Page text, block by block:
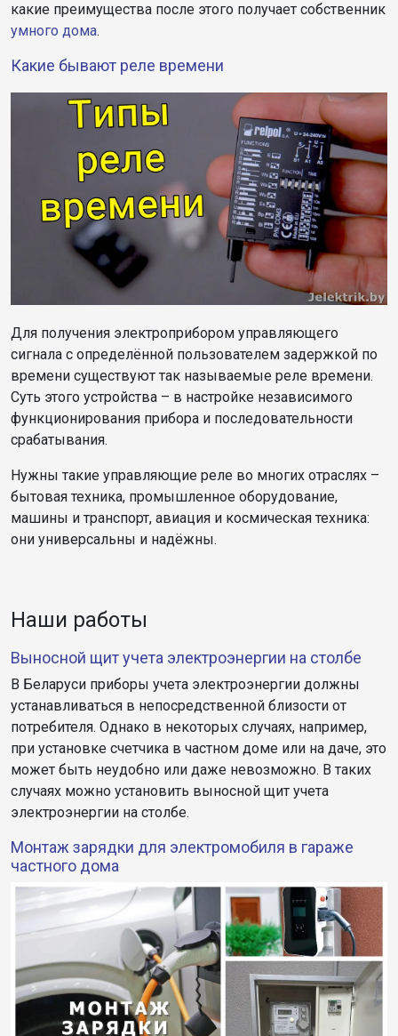
какие преимущества после этого получает собственник
умного дома.
Какие бывают реле времени
Для получения электроприбором управляющего
сигнала с определённой пользователем задержкой по
времени существуют так называемые реле времени.
Суть этого устройства – в настройке независимого
функционирования прибора и последовательности
срабатывания.
Нужны такие управляющие реле во многих отраслях –
бытовая техника, промышленное оборудование,
машины и транспорт, авиация и космическая техника:
они универсальны и надёжны.
Наши работы
Выносной щит учета электроэнергии на столбе
В Беларуси приборы учета электроэнергии должны
устанавливаться в непосредственной близости от
потребителя. Однако в некоторых случаях, например,
при установке счетчика в частном доме или на даче, это
может быть неудобно или даже невозможно. В таких
случаях можно установить выносной щит учета
электроэнергии на столбе.
Монтаж зарядки для электромобиля в гараже
частного дома